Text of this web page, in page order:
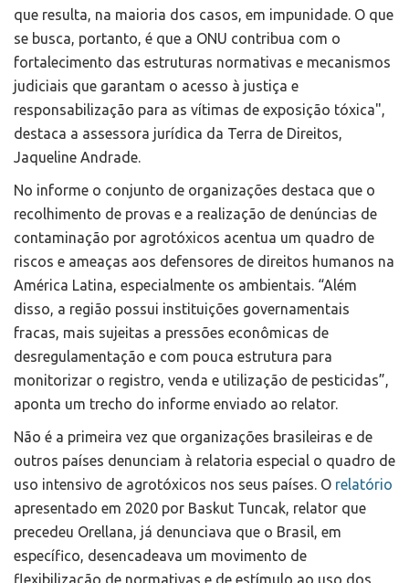
que resulta, na maioria dos casos, em impunidade. O que
se busca, portanto, é que a ONU contribua com o
fortalecimento das estruturas normativas e mecanismos
judiciais que garantam o acesso à justiça e
responsabilização para as vítimas de exposição tóxica",
destaca a assessora jurídica da Terra de Direitos,
Jaqueline Andrade.
No informe o conjunto de organizações destaca que o
recolhimento de provas e a realização de denúncias de
contaminação por agrotóxicos acentua um quadro de
riscos e ameaças aos defensores de direitos humanos na
América Latina, especialmente os ambientais. “Além
disso, a região possui instituições governamentais
fracas, mais sujeitas a pressões econômicas de
desregulamentação e com pouca estrutura para
monitorizar o registro, venda e utilização de pesticidas”,
aponta um trecho do informe enviado ao relator.
Não é a primeira vez que organizações brasileiras e de
outros países denunciam à relatoria especial o quadro de
uso intensivo de agrotóxicos nos seus países. O relatório
apresentado em 2020 por Baskut Tuncak, relator que
precedeu Orellana, já denunciava que o Brasil, em
específico, desencadeava um movimento de
flexibilização de normativas e de estímulo ao uso dos